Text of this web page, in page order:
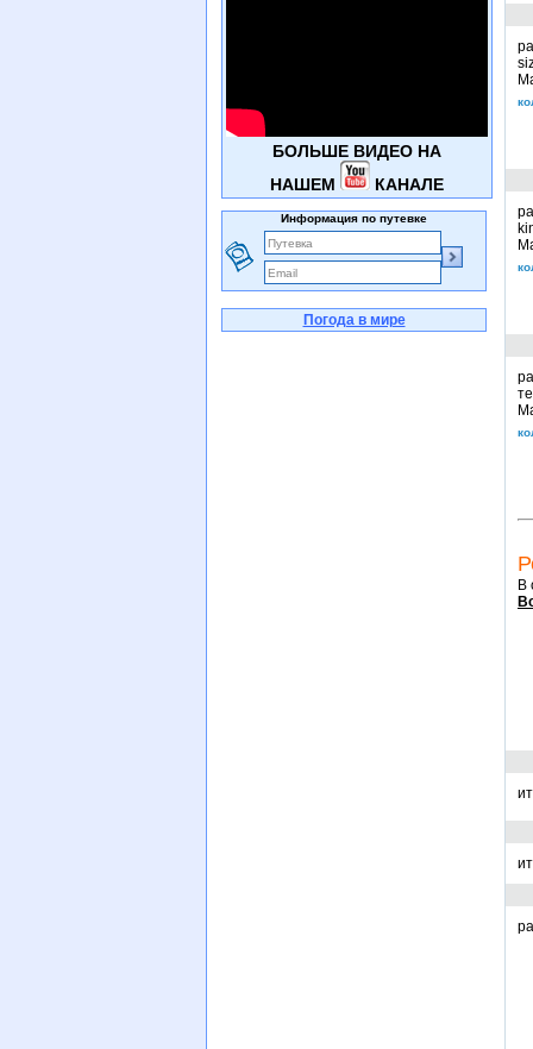
В
БОЛЬШЕ ВИДЕО НА
НАШЕМ
КАНАЛЕ
Информация по путевке
Погода в мире